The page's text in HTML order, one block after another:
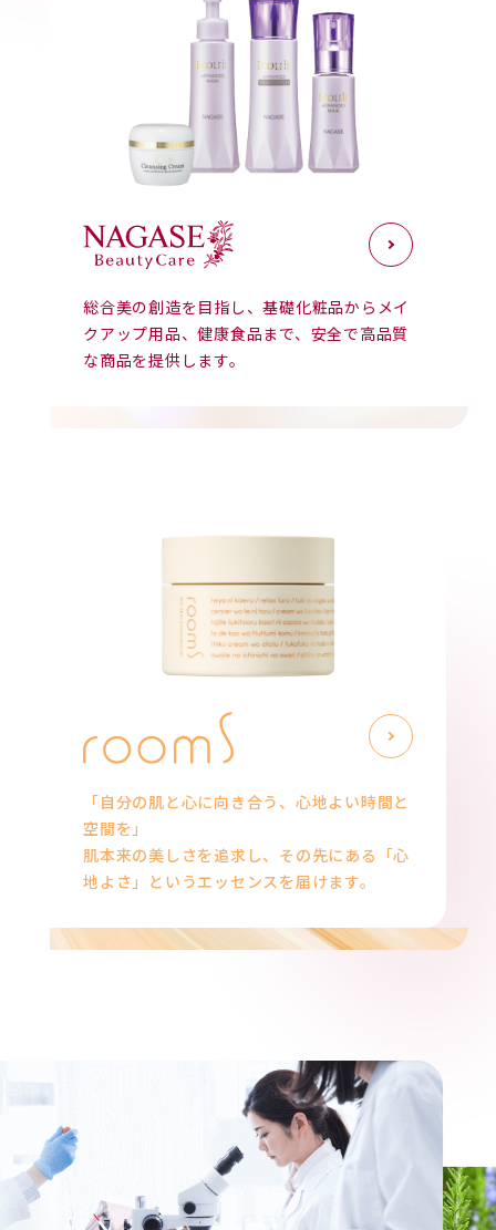
総合美の創造を目指し、基礎化粧品からメイ
クアップ用品、健康食品まで、安全で高品質
な商品を提供します。
「自分の肌と心に向き合う、心地よい時間と
空間を」
肌本来の美しさを追求し、その先にある「心
地よさ」というエッセンスを届けます。